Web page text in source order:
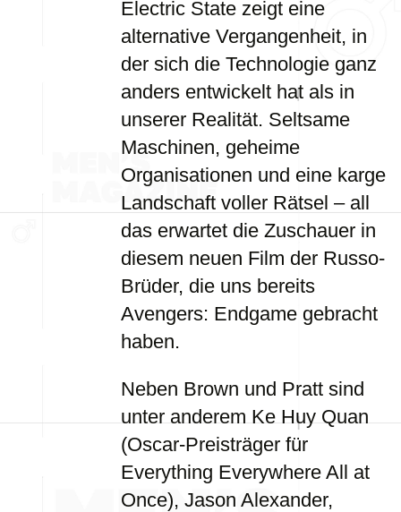
Electric State zeigt eine
alternative Vergangenheit, in
der sich die Technologie ganz
anders entwickelt hat als in
unserer Realität. Seltsame
Maschinen, geheime
Organisationen und eine karge
Landschaft voller Rätsel – all
das erwartet die Zuschauer in
diesem neuen Film der Russo-
Brüder, die uns bereits
Avengers: Endgame gebracht
haben.
Neben Brown und Pratt sind
unter anderem Ke Huy Quan
(Oscar-Preisträger für
Everything Everywhere All at
Once), Jason Alexander,